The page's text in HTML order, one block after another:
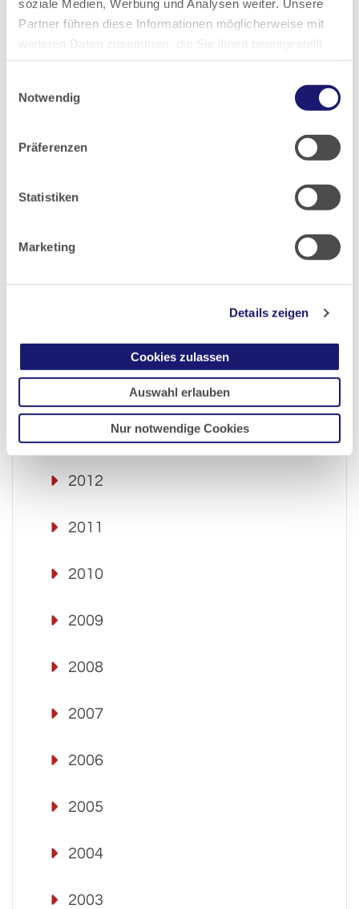
soziale Medien, Werbung und Analysen weiter. Unsere
Partner führen diese Informationen möglicherweise mit
weiteren Daten zusammen, die Sie ihnen bereitgestellt
haben oder die sie im Rahmen Ihrer Nutzung der Dienste
Notwendig
Präferenzen
Statistiken
Marketing
Details zeigen
Cookies zulassen
Auswahl erlauben
Nur notwendige Cookies
2022
2021
2020
2019
2018
2017
2015
2012
2011
2010
2009
2008
2007
2006
2005
2004
2003